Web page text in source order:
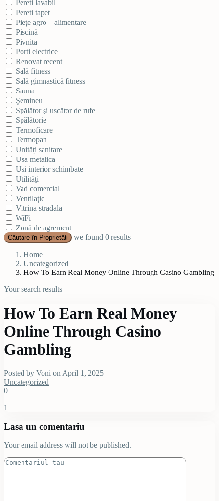
Pereti lavabil
Pereti tapet
Piețe agro – alimentare
Piscină
Pivnita
Porti electrice
Renovat recent
Sală fitness
Sală gimnastică fitness
Sauna
Şemineu
Spălător şi uscător de rufe
Spălătorie
Termoficare
Termopan
Unități sanitare
Usa metalica
Usi interior schimbate
Utilităţi
Vad comercial
Ventilaţie
Vitrina stradala
WiFi
Zonă de agrement
Căutare în Proprietăţi we found 0 results
Home
Uncategorized
How To Earn Real Money Online Through Casino Gambling
Your search results
How To Earn Real Money
Online Through Casino
Gambling
Posted by Voni on April 1, 2025
Uncategorized
0
1
Lasa un comentariu
Your email address will not be published.